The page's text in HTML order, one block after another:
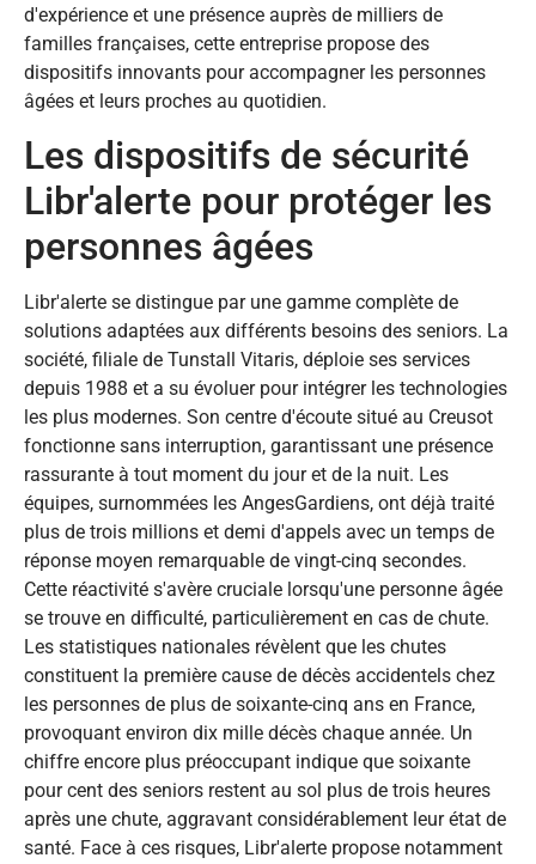
d'expérience et une présence auprès de milliers de
familles françaises, cette entreprise propose des
dispositifs innovants pour accompagner les personnes
âgées et leurs proches au quotidien.
Les dispositifs de sécurité
Libr'alerte pour protéger les
personnes âgées
Libr'alerte se distingue par une gamme complète de
solutions adaptées aux différents besoins des seniors. La
société, filiale de Tunstall Vitaris, déploie ses services
depuis 1988 et a su évoluer pour intégrer les technologies
les plus modernes. Son centre d'écoute situé au Creusot
fonctionne sans interruption, garantissant une présence
rassurante à tout moment du jour et de la nuit. Les
équipes, surnommées les AngesGardiens, ont déjà traité
plus de trois millions et demi d'appels avec un temps de
réponse moyen remarquable de vingt-cinq secondes.
Cette réactivité s'avère cruciale lorsqu'une personne âgée
se trouve en difficulté, particulièrement en cas de chute.
Les statistiques nationales révèlent que les chutes
constituent la première cause de décès accidentels chez
les personnes de plus de soixante-cinq ans en France,
provoquant environ dix mille décès chaque année. Un
chiffre encore plus préoccupant indique que soixante
pour cent des seniors restent au sol plus de trois heures
après une chute, aggravant considérablement leur état de
santé. Face à ces risques, Libr'alerte propose notamment